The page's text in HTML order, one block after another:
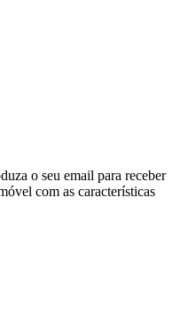
o seu email para receber
com as características